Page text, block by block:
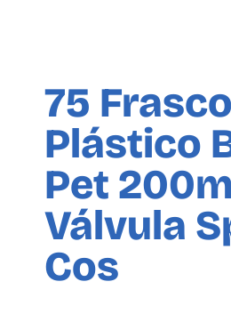
75 Frasco
Plástico
Pet
Válvula
Cos